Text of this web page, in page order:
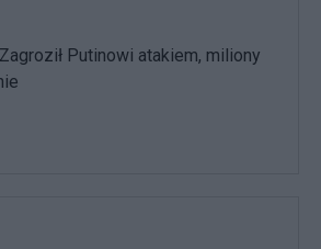
Putinowi atakiem, miliony